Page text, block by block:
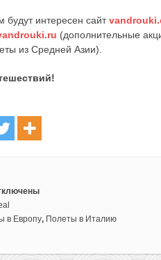
будут интересен сайт
(дополнительные
из Средней Азии).
в Европу, Полеты в Италию